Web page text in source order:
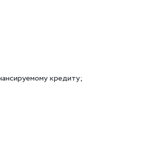
кредиту;